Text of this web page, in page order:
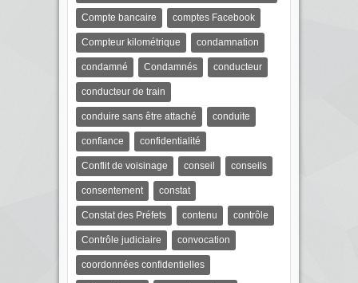
Compte bancaire comptes Facebook
Compteur kilométrique condamnation
condamné Condamnés conducteur
conducteur de train
conduire sans être attaché conduite
confiance confidentialité
Conflit de voisinage conseil conseils
consentement constat
Constat des Préfets contenu contrôle
Contrôle judiciaire convocation
coordonnées confidentielles